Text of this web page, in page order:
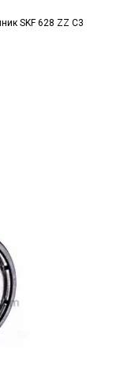
SKF 628 ZZ C3